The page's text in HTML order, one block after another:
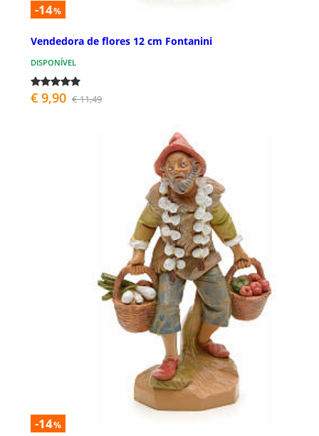
-14%
Vendedora de flores 12 cm Fontanini
DISPONÍVEL
€ 9,90 € 11,49
-14%